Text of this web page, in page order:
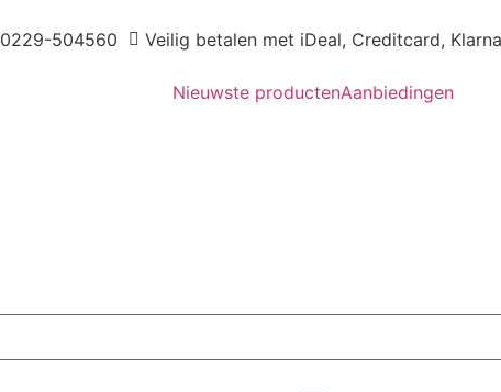
0229-504560 Veilig betalen met iDeal, Creditcard,
Nieuwste productenAanbiedingen